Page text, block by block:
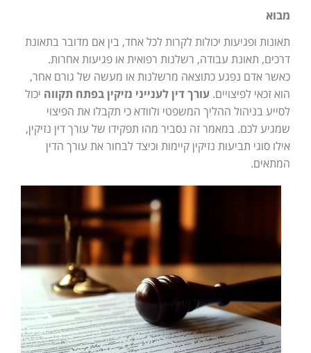
מבוא
תאונות ופגיעות יכולות לקרות לכל אחד, בין אם מדובר בתאונת
דרכים, תאונת עבודה, רשלנות רפואית או פגיעות אחרות.
כאשר אדם נפגע כתוצאה מרשלנות או מעשה של גורם אחר,
הוא זכאי לפיצויים. עורך דין לענייני נזיקין בפתח תקווה יכול
לסייע בניהול ההליך המשפטי ולוודא כי תקבלו את הפיצוי
שמגיע לכם. במאמר זה נסביר מהו תפקידו של עורך דין נזיקין,
אילו סוגי תביעות נזיקין קיימות וכיצד לבחור את עורך הדין
המתאים.